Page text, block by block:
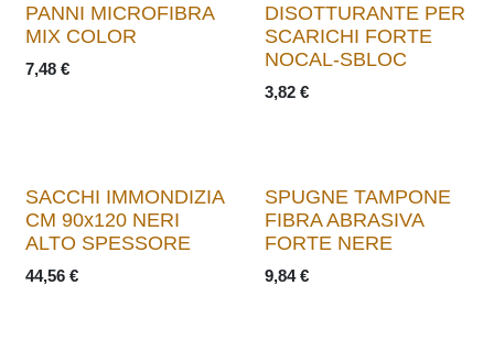
PANNI MICROFIBRA
MIX COLOR
7,48 €
DISOTTURANTE PER
SCARICHI FORTE
NOCAL-SBLOC
3,82€
SACCHI IMMONDIZIA
CM 90x120 NERI
ALTO SPESSORE
44,56 €
SPUGNE TAMPONE
FIBRA ABRASIVA
FORTE NERE
9,84€